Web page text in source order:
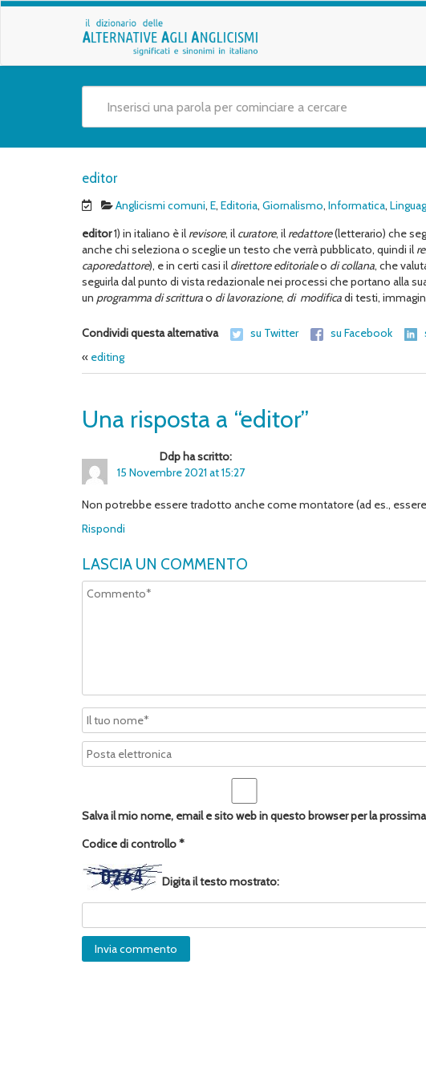
editor
Anglicismi comuni, E, Editoria, Giornalismo, Informatica,
editor1) in italiano è il revisore, il curatore, il redattore(letterario) che
anche chi seleziona o sceglie un testo che verrà pubblicato, quindi il
caporedattore), e in certi casi il direttore editorialeo di collana, che
seguirla dal punto di vista redazionale nei processi che portano alla
un programma di scritturao di lavorazione, di modificadi testi,
Condividi questa alternativa su Twitter su Facebook
« editing
Una risposta a “editor”
Ddp ha scritto:
15 Novembre 2021 at 15:27
Non potrebbe essere tradotto anche come montatore (ad es., essere
Rispondi
LASCIA UN COMMENTO
Salva il mio nome, email e sito web in questo browser per la
Codice di controllo*
Digita il testo mostrato: